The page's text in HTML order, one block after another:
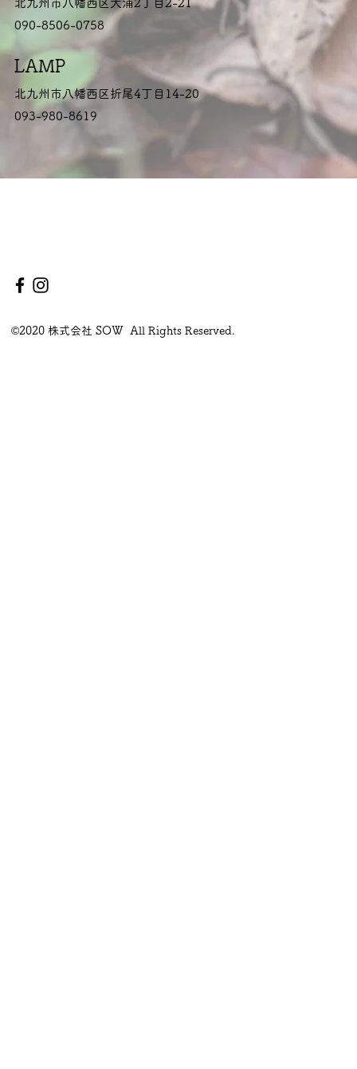
LAMP
北九州市八幡西区折尾4丁目14-20
093-980-8619
北九州市八幡西区大浦2丁目2-21
090-8506-0758
©2020 株式会社 SOW All Rights Reserved.